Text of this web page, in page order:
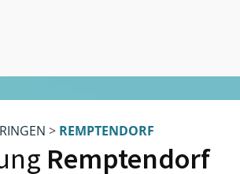
> REMPTENDORF
Remptendorf